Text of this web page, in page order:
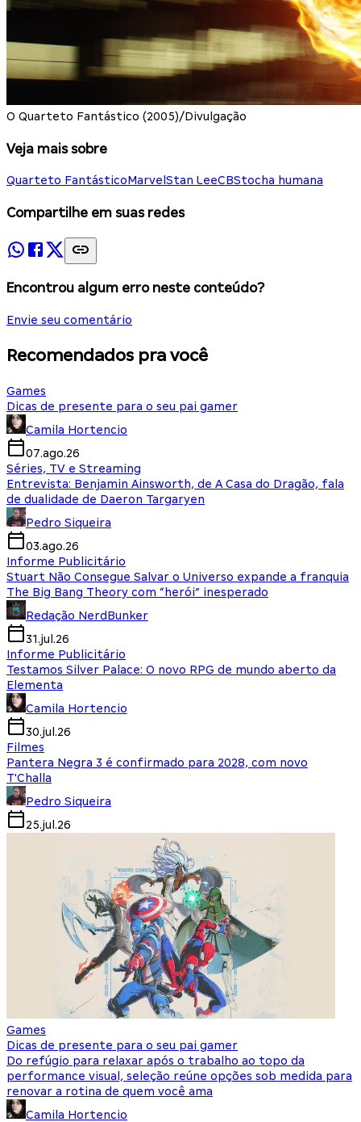
O Quarteto Fantástico (2005)/Divulgação
Veja mais sobre
Quarteto FantásticoMarvel Stan LeeCBStocha humana
Compartilhe em suas redes
Encontrou algum erro neste conteúdo?
Envie seu comentário
Recomendados pra você
Games
Dicas de presente para o seu pai gamer
Camila Hortencio
07.ago.26
Séries, TV e Streaming
Entrevista: Benjamin Ainsworth, de A Casa do Dragão, fala
de dualidade de Daeron Targaryen
Pedro Siqueira
03.ago.26
Informe Publicitário
Stuart Não Consegue Salvar o Universo expande a franquia
The Big Bang Theory com “herói” inesperado
Redação NerdBunker
31.jul.26
Informe Publicitário
Testamos Silver Palace: O novo RPG de mundo aberto da
Elementa
Camila Hortencio
30.jul.26
Filmes
Pantera Negra 3 é confirmado para 2028, com novo
T'Challa
Pedro Siqueira
25.jul.26
Games
Dicas de presente para o seu pai gamer
Do refúgio para relaxar após o trabalho ao topo da
performance visual, seleção reúne opções sob medida para
renovar a rotina de quem você ama
Camila Hortencio